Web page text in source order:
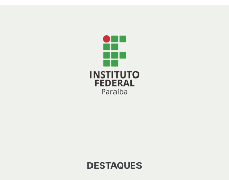
DESTAQUES